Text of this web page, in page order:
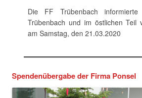
Die FF Trübenbach
Trübenbach und im östlichen Teil
am Samstag, den 21.03.2020
Spendenübergabe der Firma Ponsel